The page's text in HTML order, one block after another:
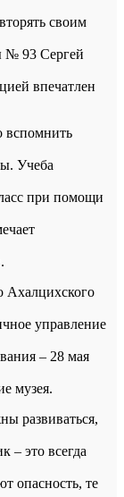
своим
№ 93 Сергей
впечатлен
вспомнить
Учеба
при помощи
Ахалцихского
управление
– 28 мая
музея.
развиваться,
– это всегда
опасность, те